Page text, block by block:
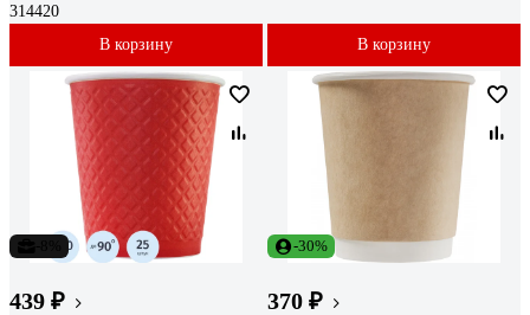
314420
В корзину
В корзину
439 ₽
-30%
370 ₽